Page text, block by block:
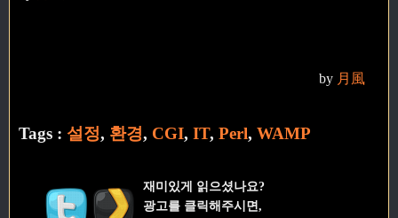
by 月風
Tags : 설정, 환경, CGI, IT, Perl, WAMP
재미있게 읽으셨나요?
광고를 클릭해주시면,